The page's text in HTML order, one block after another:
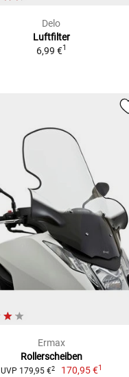
Delo
Luftfilter
6,99 €1
Ermax
Rollerscheiben
UVP 179,95 €2 170,95 €1